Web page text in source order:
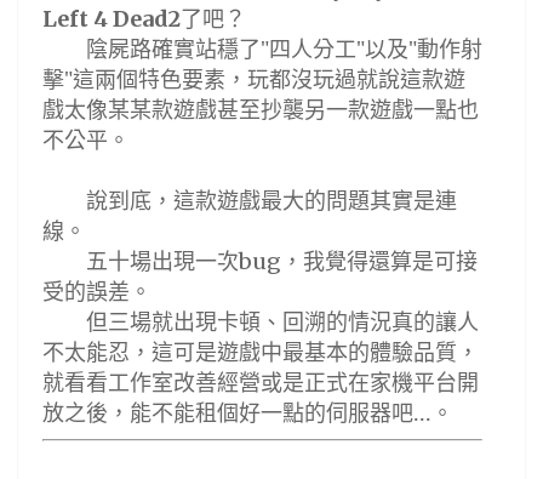
Left 4 Dead2了吧 ？
陰屍路確實站穩了"四人分工"以及"動作射
擊"這兩個特色要素，玩都沒玩過就說這款遊
戲太像某某款遊戲甚至抄襲另一款遊戲一點也
不公平。
說到底，這款遊戲最大的問題其實是連
線。
五十場出現一次bug ，我覺得還算是可接
受的誤差。
但三場就出現卡頓 、回溯的情況真的讓人
不太能忍，這可是遊戲中最基本的體驗品質，
就看看工作室改善經營或是正式在家機平台開
放之後，能不能租個好一點的伺服器吧... 。